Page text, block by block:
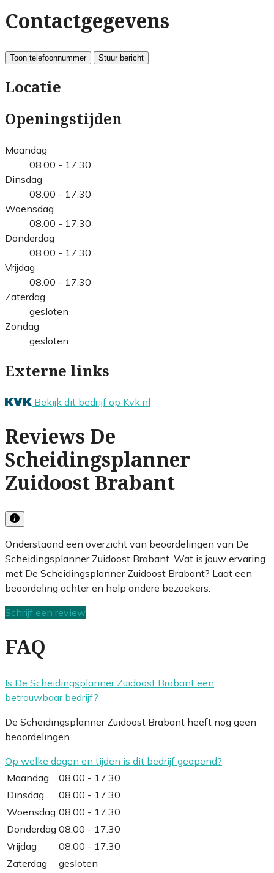
Contactgegevens
Toon telefoonnummer Stuur bericht
Locatie
Openingstijden
Maandag
08.00 - 17.30
Dinsdag
08.00 - 17.30
Woensdag
08.00 - 17.30
Donderdag
08.00 - 17.30
Vrijdag
08.00 - 17.30
Zaterdag
gesloten
Zondag
gesloten
Externe links
Bekijk dit bedrijf op Kvk.nl
Reviews De
Scheidingsplanner
Zuidoost Brabant
Onderstaand een overzicht van beoordelingen van De
Scheidingsplanner Zuidoost Brabant. Wat is jouw ervaring
met De Scheidingsplanner Zuidoost Brabant? Laat een
beoordeling achter en help andere bezoekers.
Schrijf een review
FAQ
Is De Scheidingsplanner Zuidoost Brabant een
betrouwbaar bedrijf?
De Scheidingsplanner Zuidoost Brabant heeft nog geen
beoordelingen.
Op welke dagen en tijden is dit bedrijf geopend?
Maandag
08.00 - 17.30
Dinsdag
08.00 - 17.30
Woensdag 08.00 - 17.30
Donderdag 08.00 - 17.30
Vrijdag
08.00 - 17.30
Zaterdag
gesloten